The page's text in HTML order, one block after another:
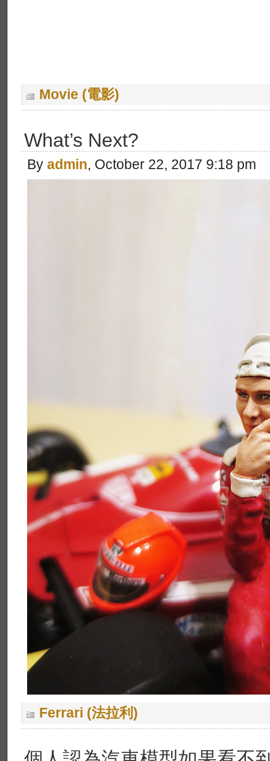
Movie (電影)
What’s Next?
By admin, October 22, 2017 9:18 pm
Ferrari (法拉利)